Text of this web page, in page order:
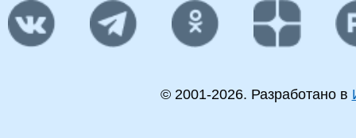
© 2001-2026. Разработано в